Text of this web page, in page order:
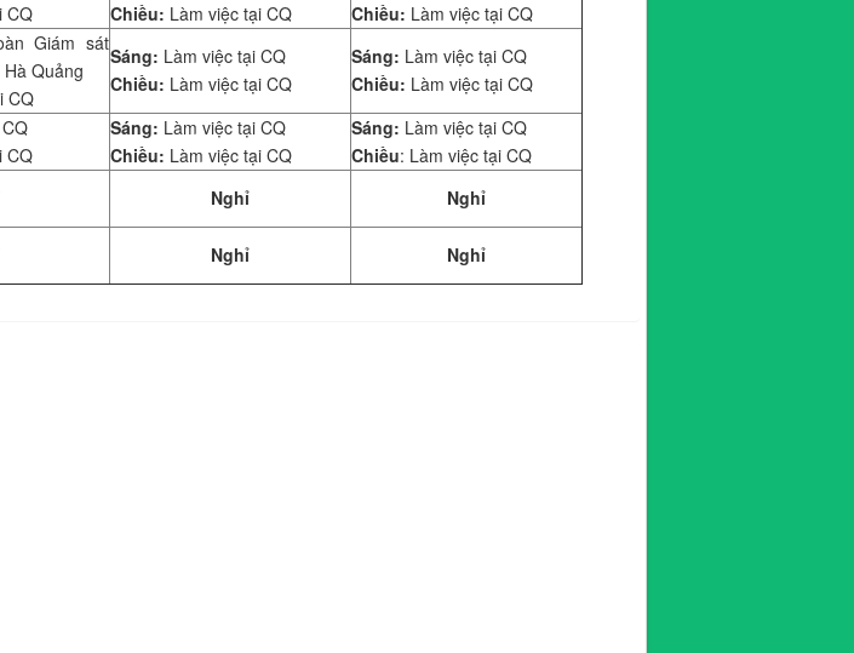
CQ
Chiều: Làm việc tại CQ
Chiều: Làm việc tại CQ
Giám sát
Quảng
CQ
Sáng: Làm việc tại CQ
Chiều: Làm việc tại CQ
Sáng: Làm việc tại CQ
Chiều: Làm việc tại CQ
CQ
Sáng: Làm việc tại CQ
Chiều: Làm việc tại CQ
Sáng: Làm việc tại CQ
Chiều: Làm việc tại CQ
Nghỉ
Nghỉ
Nghỉ Nghỉ